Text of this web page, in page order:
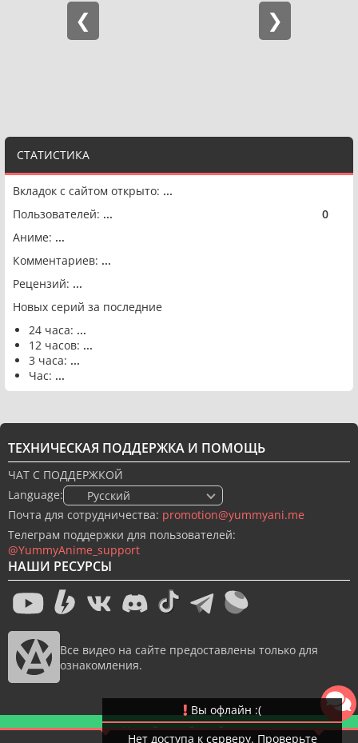
СТАТИСТИКА
Вкладок с сайтом открыто: ...
Пользователей: ... 0
Аниме: ...
Комментариев: ...
Рецензий: ...
Новых серий за последние
24 часа: ...
12 часов: ...
3 часа: ...
Час: ...
НАШИ РЕСУРСЫ
Все видео на сайте предоставлены только для
ознакомления.
ТЕХНИЧЕСКАЯ ПОДДЕРЖКА И ПОМОЩЬ
ЧАТ С ПОДДЕРЖКОЙ
Language:
🇷🇺 Русский
Почта для сотрудничества: promotion@yummyani.me
Телеграм поддержки для пользователей:
@YummyAnime_support
Новый дизайн сайта
Вы офлайн :(
Нет доступа к серверу. Проверьте